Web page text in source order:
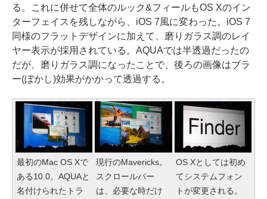
る。これに併せて全体のルック&フィールもOS Xのイン
ターフェイスを残しながら、iOS 7風に変わった。iOS 7
同様のフラットデザインに加えて、磨りガラス調のレイ
ヤー表示が採用されている。AQUAでは半透過だったの
だが、磨りガラス調になったことで、後ろの画像はブラ
ー(ぼかし)効果がかかって透過する。
最初のMac OS Xで
ある10.0。AQUAと
名付けられたトラ
現行のMavericks。
スクロールバー
は、必要な時だけ
OS Xとしては初め
てシステムフォン
トが変更される。